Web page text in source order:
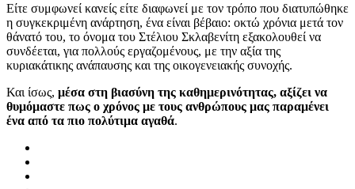
Είτε συμφωνεί κανείς είτε διαφωνεί με τον τρόπο που διατυπώθηκε
η συγκεκριμένη ανάρτηση, ένα είναι βέβαιο: οκτώ χρόνια μετά τον
θάνατό του, το όνομα του Στέλιου Σκλαβενίτη εξακολουθεί να
συνδέεται, για πολλούς εργαζομένους, με την αξία της
κυριακάτικης ανάπαυσης και της οικογενειακής συνοχής.
Και ίσως, μέσα στη βιασύνη της καθημερινότητας, αξίζει να
θυμόμαστε πως ο χρόνος με τους ανθρώπους μας παραμένει
ένα από τα πιο πολύτιμα αγαθά.